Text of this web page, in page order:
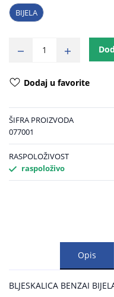
BIJELA
Dodaj u favorite
ŠIFRA PROIZVODA
077001
RASPOLOŽIVOST
raspoloživo
Opis
BLJESKALICA BENZAI